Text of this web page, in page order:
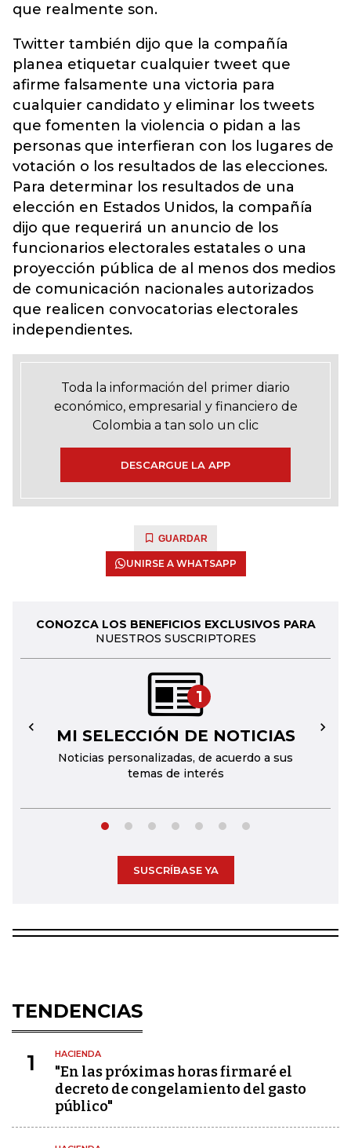
que realmente son.
Twitter también dijo que la compañía
planea etiquetar cualquier tweet que
afirme falsamente una victoria para
cualquier candidato y eliminar los tweets
que fomenten la violencia o pidan a las
personas que interfieran con los lugares de
votación o los resultados de las elecciones.
Para determinar los resultados de una
elección en Estados Unidos, la compañía
dijo que requerirá un anuncio de los
funcionarios electorales estatales o una
proyección pública de al menos dos medios
de comunicación nacionales autorizados
que realicen convocatorias electorales
independientes.
Toda la información del primer diario
económico, empresarial y financiero de
Colombia a tan solo un clic
DESCARGUE LA APP
GUARDAR
UNIRSE A WHATSAPP
CONOZCA LOS BENEFICIOS EXCLUSIVOS PARA
NUESTROS SUSCRIPTORES
1
MI SELECCIÓN DE NOTICIAS
Noticias personalizadas, de acuerdo a sus
temas de interés
← →
SUSCRÍBASE YA
TENDENCIAS
1 HACIENDA
"En las próximas horas firmaré el
decreto de congelamiento del gasto
público"